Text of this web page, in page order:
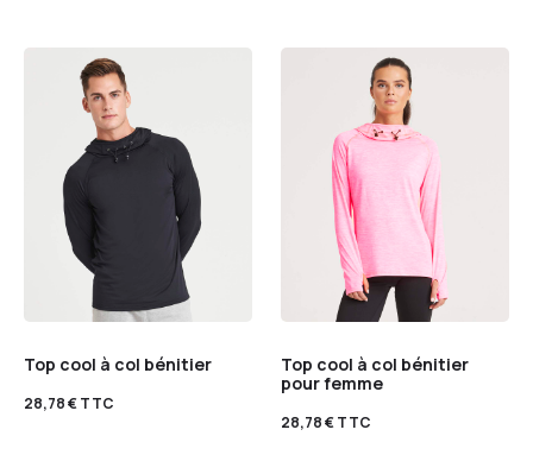
Top cool à col bénitier
28,78€TTC
Top cool à col bénitier
pour femme
28,78€TTC